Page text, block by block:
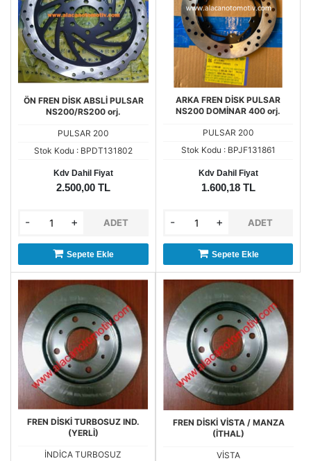
ÖN FREN DİSK ABSLİ PULSAR
NS200/RS200 orj.
PULSAR 200
Stok Kodu : BPDT131802
Kdv Dahil Fiyat
2.500,00 TL
- + ADET
Sepete Ekle
ARKA FREN DİSK PULSAR
NS200 DOMİNAR 400 orj.
PULSAR 200
Stok Kodu : BPJF131861
Kdv Dahil Fiyat
1.600,18 TL
- + ADET
Sepete Ekle
FREN DİSKİ TURBOSUZ IND.
(YERLİ)
İNDİCA TURBOSUZ
FREN DİSKİ VİSTA / MANZA
(İTHAL)
VİSTA